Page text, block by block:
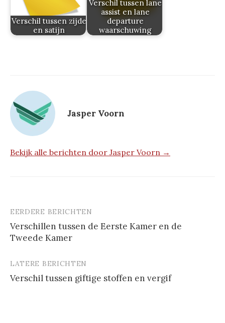
Verschil tussen zijde
en satijn
Verschil tussen lane
assist en lane
departure
waarschuwing
Jasper Voorn
Bekijk alle berichten door Jasper Voorn →
Berichtnavigatie
EERDERE BERICHTEN
Verschillen tussen de Eerste Kamer en de
Tweede Kamer
LATERE BERICHTEN
Verschil tussen giftige stoffen en vergif